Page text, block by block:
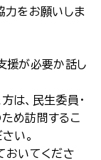
力をお願いしま
援が必要か話し
は、民生委員・
め訪問するこ
い。
おいてくださ